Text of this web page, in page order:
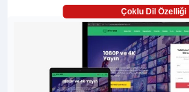
Çoklu Dil Özelliği